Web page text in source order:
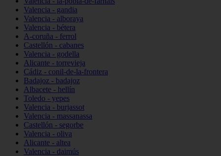
Valencia - gandia
Valencia - alboraya
Valencia - bétera
A-coruña - ferrol
Castellón - cabanes
Valencia - godella
Alicante - torrevieja
Cádiz - conil-de-la-frontera
Badajoz - badajoz
Albacete - hellín
Toledo - yepes
Valencia - burjassot
Valencia - massanassa
Castellón - segorbe
Valencia - oliva
Alicante - altea
Valencia - daimús